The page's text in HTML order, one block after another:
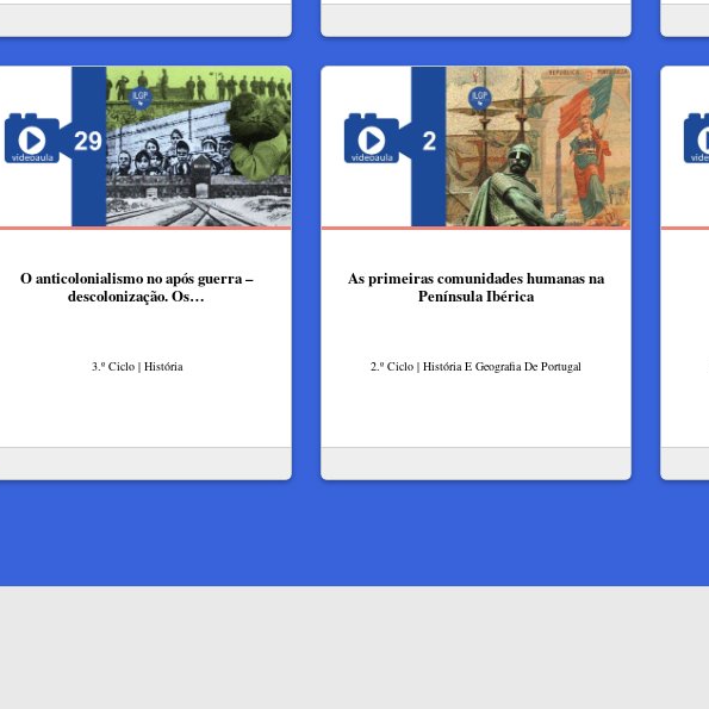
O anticolonialismo no após guerra –
descolonização. Os…
3.º Ciclo | História
As primeiras comunidades humanas na
Península Ibérica
2.º Ciclo | História E Geografia De Portugal